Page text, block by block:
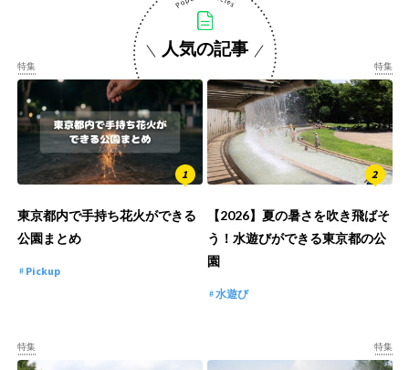
人気の記事
特集
東京都内で手持ち花火ができる
公園まとめ
Pickup
特集
【2026】夏の暑さを吹き飛ばそ
う！水遊びができる東京都の公
園
水遊び
特集 特集